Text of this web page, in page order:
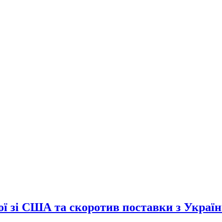
зі США та скоротив поставки з